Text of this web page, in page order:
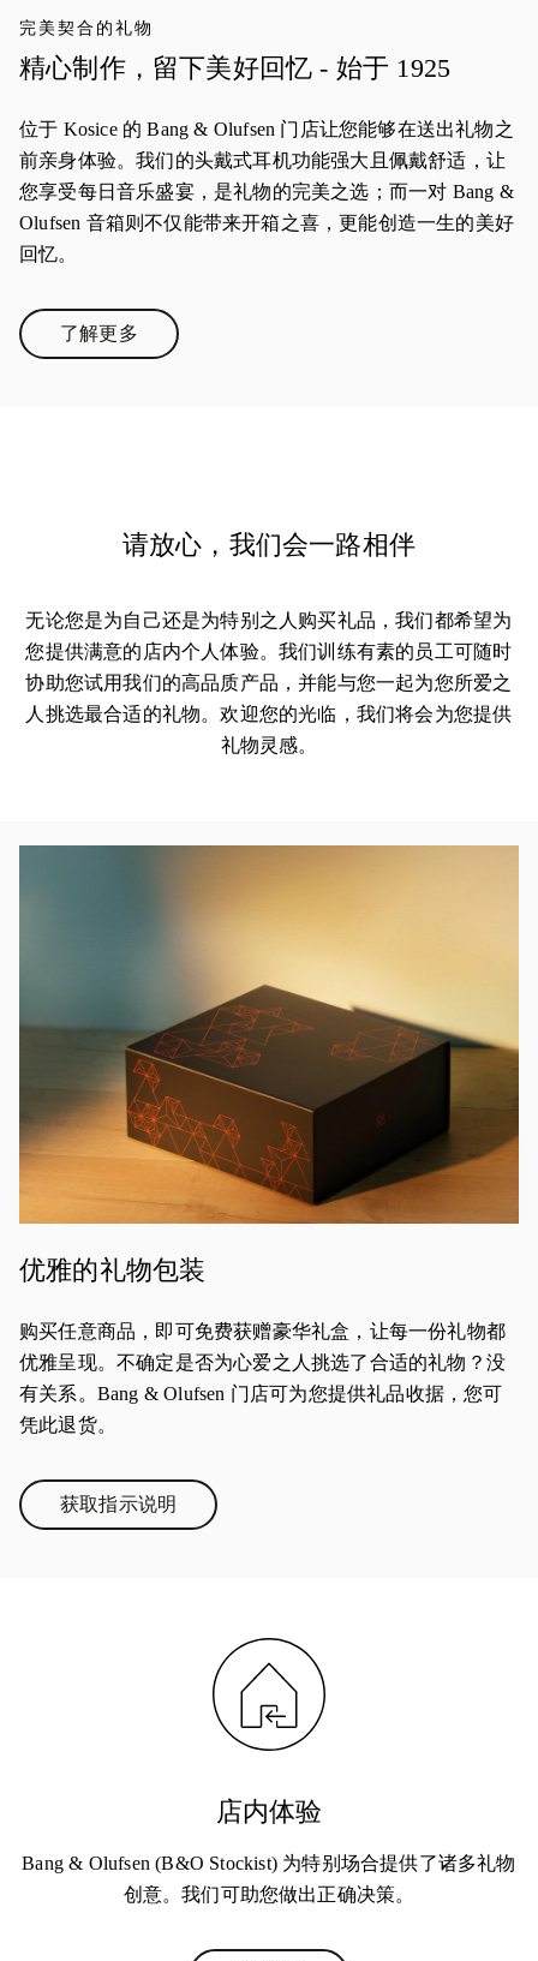
完美契合的礼物
精心制作，留下美好回忆 - 始于 1925
位于 Kosice 的 Bang & Olufsen 门店让您能够在送出礼物之
前亲身体验。我们的头戴式耳机功能强大且佩戴舒适，让
您享受每日音乐盛宴，是礼物的完美之选；而一对 Bang &
Olufsen 音箱则不仅能带来开箱之喜，更能创造一生的美好
回忆。
了解更多Link Opens in New Tab
请放心，我们会一路相伴
无论您是为自己还是为特别之人购买礼品，我们都希望为
您提供满意的店内个人体验。我们训练有素的员工可随时
协助您试用我们的高品质产品，并能与您一起为您所爱之
人挑选最合适的礼物。欢迎您的光临，我们将会为您提供
礼物灵感。
优雅的礼物包装
购买任意商品，即可免费获赠豪华礼盒，让每一份礼物都
优雅呈现。不确定是否为心爱之人挑选了合适的礼物？没
有关系。Bang & Olufsen 门店可为您提供礼品收据，您可
凭此退货。
获取指示说明Link Opens in New Tab
店内体验
Bang & Olufsen (B&O Stockist) 为特别场合提供了诸多礼物
创意。我们可助您做出正确决策。